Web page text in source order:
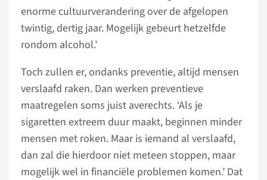
enorme cultuurverandering over de afgelopen
twintig, dertig jaar. Mogelijk gebeurt hetzelfde
rondom alcohol.’
Toch zullen er, ondanks preventie, altijd mensen
verslaafd raken. Dan werken preventieve
maatregelen soms juist averechts. ‘Als je
sigaretten extreem duur maakt, beginnen minder
mensen met roken. Maar is iemand al verslaafd,
dan zal die hierdoor niet meteen stoppen, maar
mogelijk wel in financiële problemen komen.’ Dat